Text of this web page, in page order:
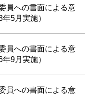
員への書面による意
5月実施）
員への書面による意
9月実施）
員への書面による意